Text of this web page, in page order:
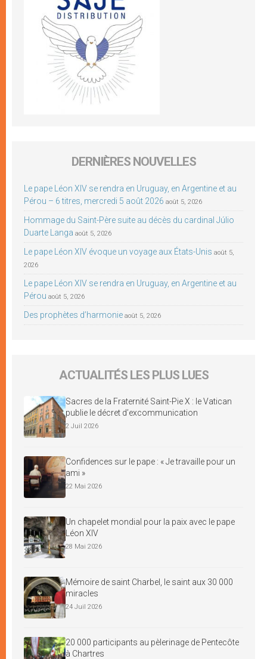
DERNIÈRES NOUVELLES
Le pape Léon XIV se rendra en Uruguay, en Argentine et au
Pérou – 6 titres, mercredi 5 août 2026 août 5, 2026
Hommage du Saint-Père suite au décès du cardinal Júlio
Duarte Langa août 5, 2026
Le pape Léon XIV évoque un voyage aux États-Unis août 5,
2026
Le pape Léon XIV se rendra en Uruguay, en Argentine et au
Pérou août 5, 2026
Des prophètes d’harmonie août 5, 2026
ACTUALITÉS LES PLUS LUES
Sacres de la Fraternité Saint-Pie X : le Vatican
publie le décret d’excommunication
2 Juil 2026
Confidences sur le pape : « Je travaille pour un
ami »
22 Mai 2026
Un chapelet mondial pour la paix avec le pape
Léon XIV
28 Mai 2026
Mémoire de saint Charbel, le saint aux 30 000
miracles
24 Juil 2026
20 000 participants au pèlerinage de Pentecôte
à Chartres